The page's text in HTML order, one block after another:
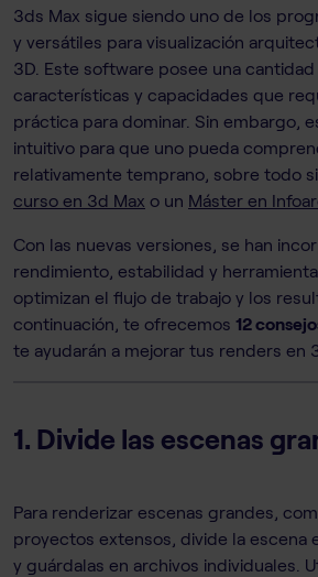
3ds Max sigue siendo uno de los
y versátiles para visualización
3D. Este software posee una
características y capacidades que
práctica para dominar. Sin embargo,
intuitivo para que uno pueda
relativamente temprano, sobre todo
curso en 3d Max o un Máster en
Con las nuevas versiones, se han
rendimiento, estabilidad y
optimizan el flujo de trabajo y los
continuación, te ofrecemos 12
te ayudarán a mejorar tus renders en
1. Divide las escenas
Para renderizar escenas grandes,
proyectos extensos, divide la escena
y guárdalas en archivos individuales.